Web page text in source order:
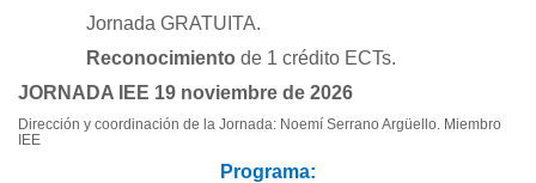
Jornada GRATUITA.
Reconocimiento de 1 crédito ECTs.
JORNADA IEE 19 noviembre de 2026
Dirección y coordinación de la Jornada: Noemí Serrano Argüello. Miembro
IEE
Programa: